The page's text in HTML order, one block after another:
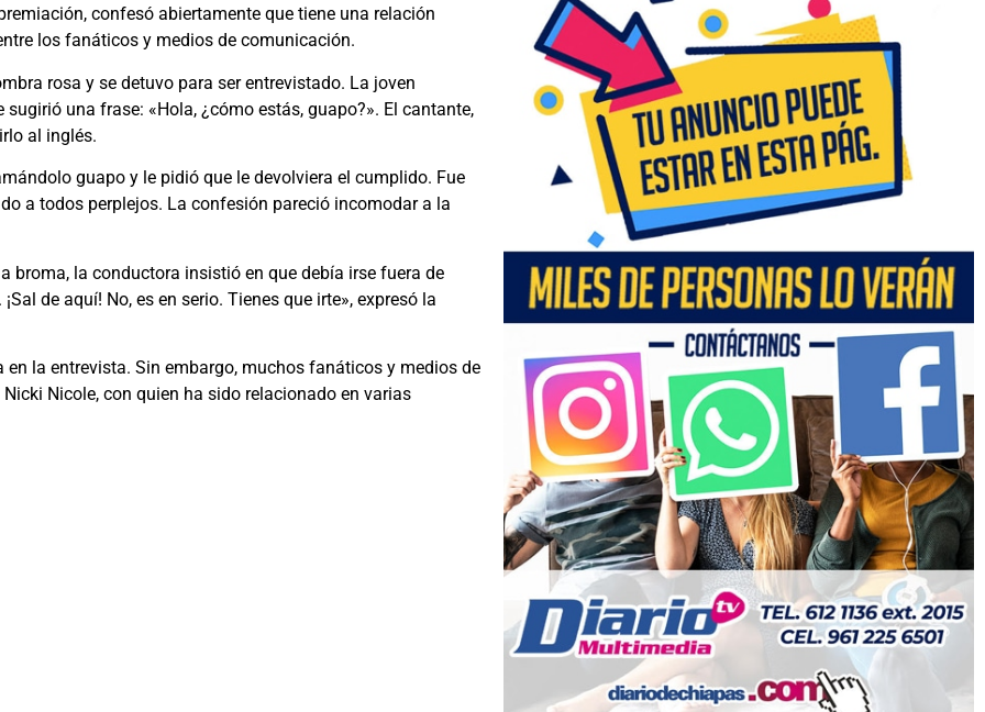
confesó abiertamente que tiene una relación
los fanáticos y medios de comunicación.
rosa y se detuvo para ser entrevistado. La joven
una frase: «Hola, ¿cómo estás, guapo?». El cantante,
al inglés.
guapo y le pidió que le devolviera el cumplido. Fue
a todos perplejos. La confesión pareció incomodar a la
broma, la conductora insistió en que debía irse fuera de
de aquí! No, es en serio. Tienes que irte», expresó la
la entrevista. Sin embargo, muchos fanáticos y medios de
Nicole, con quien ha sido relacionado en varias